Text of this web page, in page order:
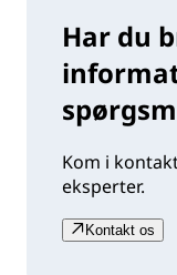
Har du
Kom i
eksperter.
Kontakt os